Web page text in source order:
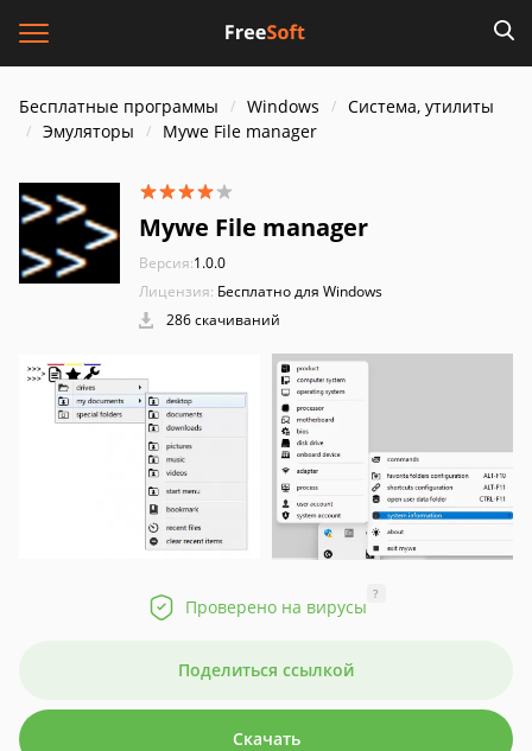
Бесплатные программы Windows
Система, утилиты
Эмуляторы
Mywe File manager
Mywe File manager
Версия:1.0.0
Лицензия: Бесплатно для Windows
286 скачиваний
Проверено на вирусы
?
Поделиться ссылкой
Скачать